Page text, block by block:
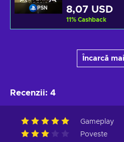
PSN 8,07 USD
11% Cashback
Încarcă
Recenzii: 4
Gameplay
Poveste